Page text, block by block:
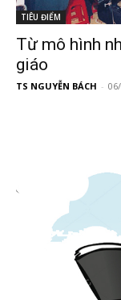
TIÊU ĐIỂM
Từ mô hình
giáo
TS NGUYỄN BÁCH -